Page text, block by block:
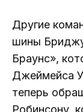
Другие
шины
Браунс»,
Джеймейса
теперь
Робинсону,